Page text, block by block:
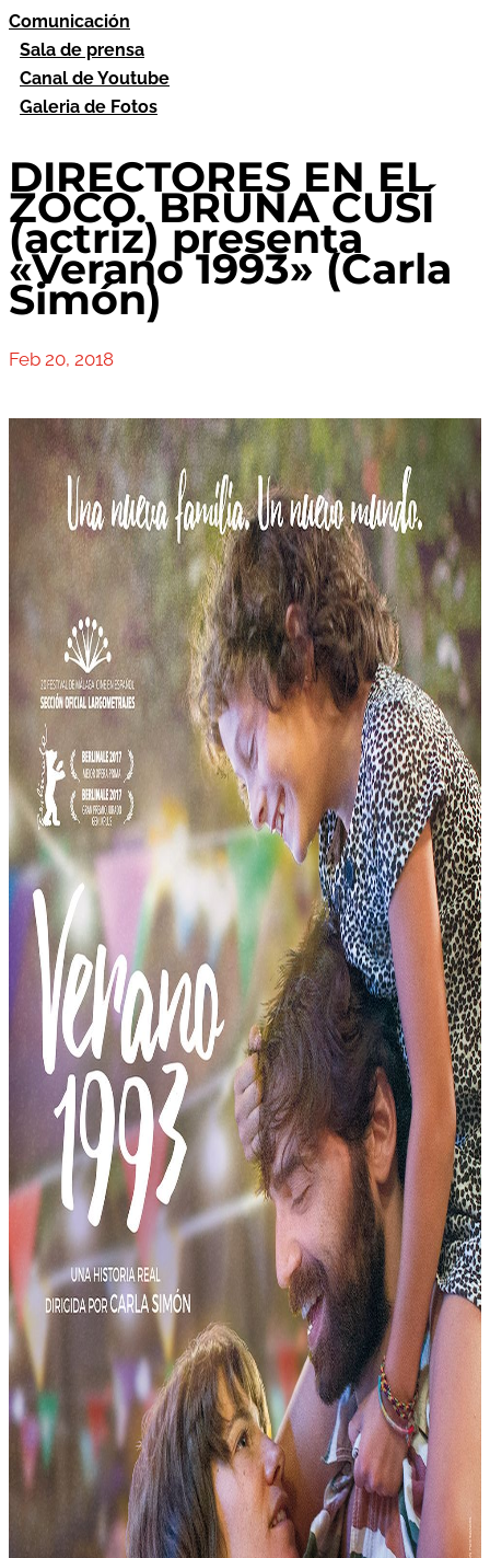
Comunicación
Sala de prensa
Canal de Youtube
Galeria de Fotos
DIRECTORES EN EL
ZOCO. BRUNA CUSÍ
(actriz) presenta
«Verano 1993» (Carla
Simón)
Feb 20, 2018